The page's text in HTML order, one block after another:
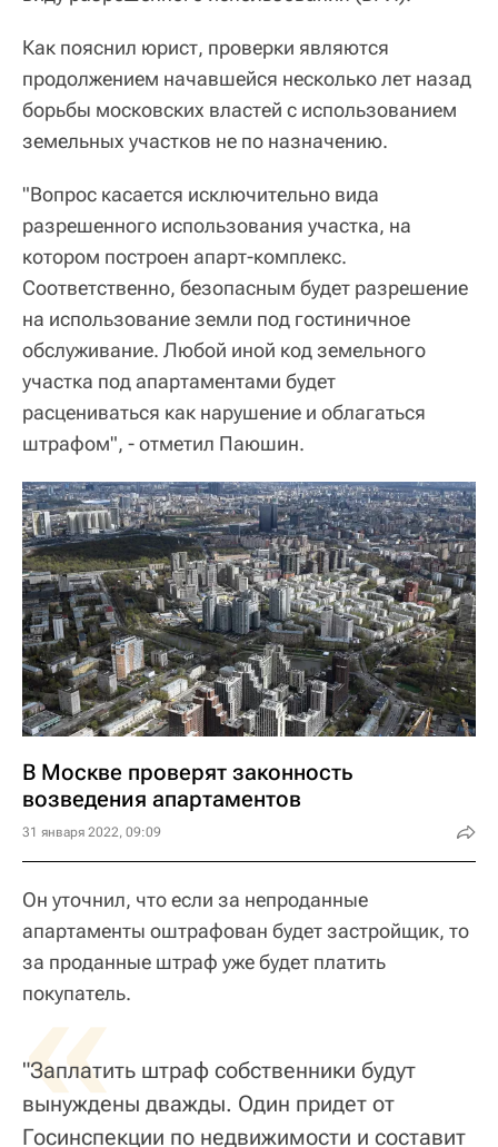
Как пояснил юрист, проверки являются
продолжением начавшейся несколько лет назад
борьбы московских властей с использованием
земельных участков не по назначению.
"Вопрос касается исключительно вида
разрешенного использования участка, на
котором построен апарт-комплекс.
Соответственно, безопасным будет разрешение
на использование земли под гостиничное
обслуживание. Любой иной код земельного
участка под апартаментами будет
расцениваться как нарушение и облагаться
штрафом", - отметил Паюшин.
В Москве проверят законность
возведения апартаментов
31 января 2022, 09:09
Он уточнил, что если за непроданные
апартаменты оштрафован будет застройщик, то
за проданные штраф уже будет платить
покупатель.
«
"Заплатить штраф собственники будут
вынуждены дважды. Один придет от
Госинспекции по недвижимости и составит